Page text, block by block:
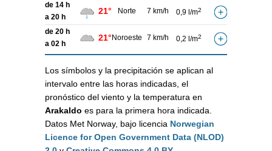
de 14 h
a 20 h
21° Norte 7 km/h 0,9 l/m2
de 20 h
a 02 h
21° Noroeste 7 km/h 0,2 l/m2
Los símbolos y la precipitación se aplican al
intervalo entre las horas indicadas, el
pronóstico del viento y la temperatura en
Arakaldo es para la primera hora indicada.
Datos Met Norway, bajo licencia Norwegian
Licence for Open Government Data (NLOD)